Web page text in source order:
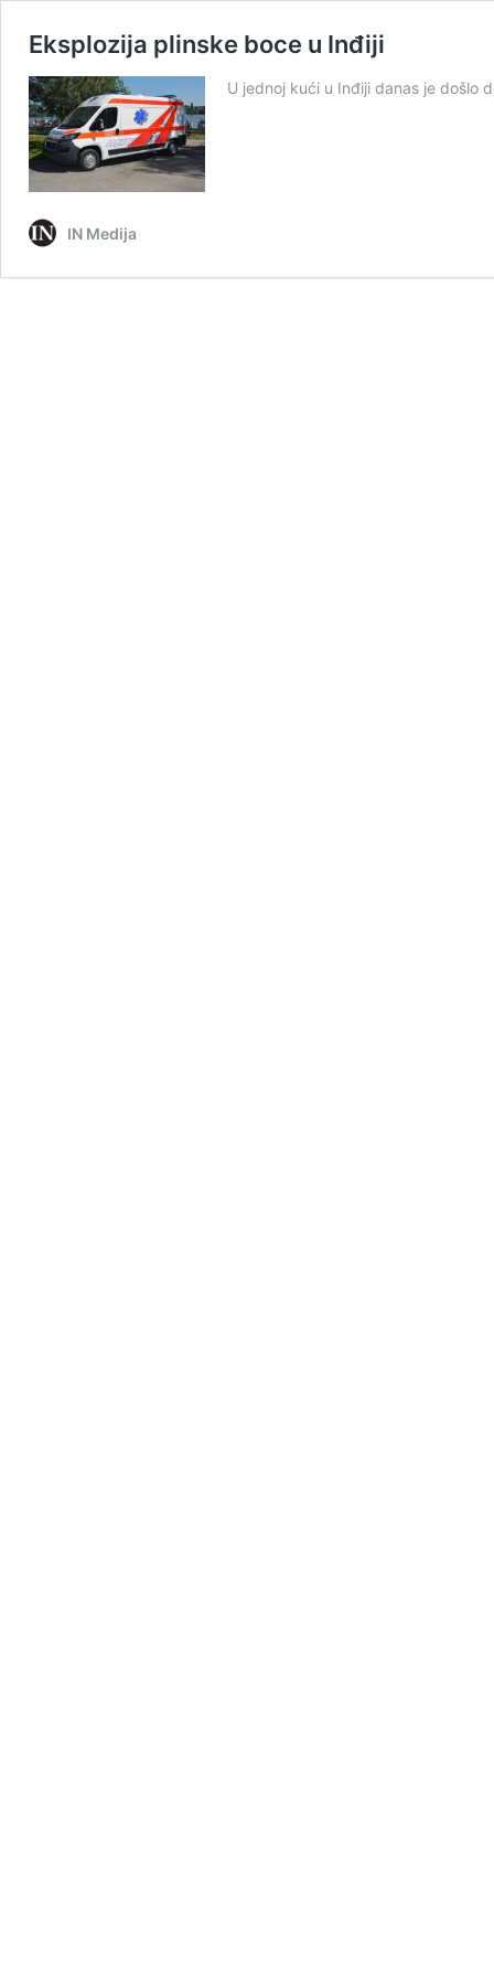
Eksplozija plinske boce u Inđiji
U jednoj kući u Inđiji danas je došlo
IN Medija